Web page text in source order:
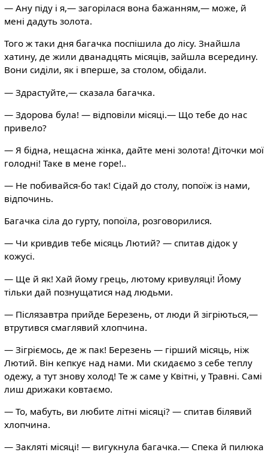
— Ану піду і я,— загорілася вона бажанням,— може, й
мені дадуть золота.
Того ж таки дня багачка поспішила до лісу. Знайшла
хатину, де жили дванадцять місяців, зайшла всередину.
Вони сиділи, як і вперше, за столом, обідали.
— Здрастуйте,— сказала багачка.
— Здорова була! — відповіли місяці.— Що тебе до нас
привело?
— Я бідна, нещасна жінка, дайте мені золота! Діточки мої
голодні! Таке в мене горе!..
— Не побивайся-бо так! Сідай до столу, попоїж із нами,
відпочинь.
Багачка сіла до гурту, попоїла, розговорилися.
— Чи кривдив тебе місяць Лютий? — спитав дідок у
кожусі.
— Ще й як! Хай йому грець, лютому кривуляці! Йому
тільки дай познущатися над людьми.
— Післязавтра прийде Березень, от люди й зігріються,—
втрутився смаглявий хлопчина.
— Зігріємось, де ж пак! Березень — гірший місяць, ніж
Лютий. Він кепкує над нами. Ми скидаємо з себе теплу
одежу, а тут знову холод! Те ж саме у Квітні, у Травні. Самі
лиш дрижаки ковтаємо.
— То, мабуть, ви любите літні місяці? — спитав білявий
хлопчина.
— Закляті місяці! — вигукнула багачка.— Спека й пилюка